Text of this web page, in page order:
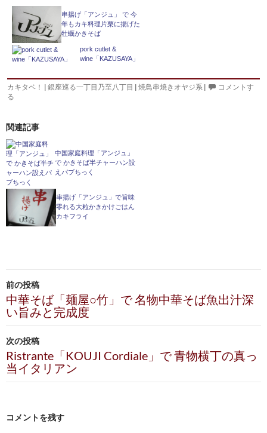
串揚げ「アンジュ」 で 今
年もカキ料理片栗に揚げた
牡蠣かきそば
pork cutlet &
wine「KAZUSAYA」
カキタベ！ | 銀座巡る一丁目乃至八丁目 | 焼鳥串焼きオヤジ系 |
コメントす
る
関連記事
中国家庭料理「アンジュ」
で かきそば半チャーハン設
えパブちっく
串揚げ「アンジュ」で旨味
零れる大粒かきかけごはん
カキフライ
投
稿
ナ
ビ
ゲ
ー
ョ
前の投稿
中華そば「麺屋○竹」で 名物中華そば魚出汁深
い旨みと完成度
次の投稿
Ristrante「KOUJI Cordiale」で 青物横丁の真っ
当イタリアン
コメントを残す